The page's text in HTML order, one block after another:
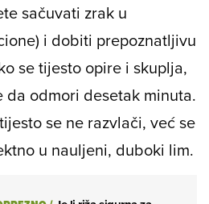
sačuvati zrak u
i dobiti prepoznatljivu
se tijesto opire i skuplja,
odmori desetak minuta.
se ne razvlači, već se
u nauljeni, duboki lim.